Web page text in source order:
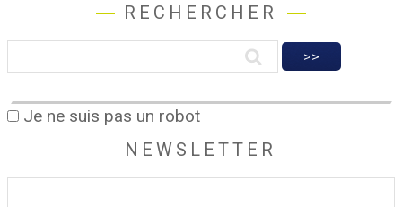
RECHERCHER
Je ne suis pas un robot
NEWSLETTER